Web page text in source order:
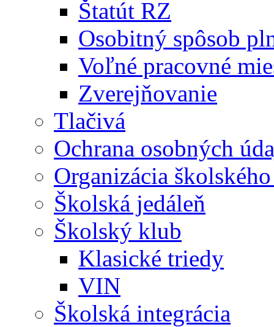
Štatút RZ
Osobitný spôsob
Voľné pracovné
Zverejňovanie
Tlačivá
Ochrana osobných
Organizácia
Školská jedáleň
Školský klub
Klasické triedy
VIN
Školská integrácia